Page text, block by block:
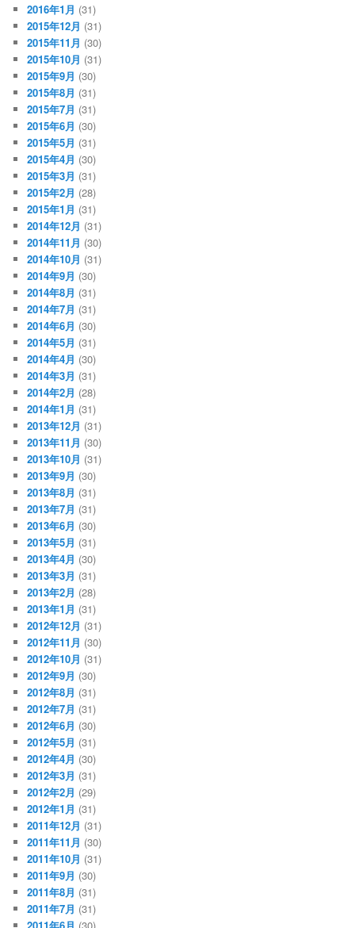
2016年1月 (31)
2015年12月 (31)
2015年11月 (30)
2015年10月 (31)
2015年9月 (30)
2015年8月 (31)
2015年7月 (31)
2015年6月 (30)
2015年5月 (31)
2015年4月 (30)
2015年3月 (31)
2015年2月 (28)
2015年1月 (31)
2014年12月 (31)
2014年11月 (30)
2014年10月 (31)
2014年9月 (30)
2014年8月 (31)
2014年7月 (31)
2014年6月 (30)
2014年5月 (31)
2014年4月 (30)
2014年3月 (31)
2014年2月 (28)
2014年1月 (31)
2013年12月 (31)
2013年11月 (30)
2013年10月 (31)
2013年9月 (30)
2013年8月 (31)
2013年7月 (31)
2013年6月 (30)
2013年5月 (31)
2013年4月 (30)
2013年3月 (31)
2013年2月 (28)
2013年1月 (31)
2012年12月 (31)
2012年11月 (30)
2012年10月 (31)
2012年9月 (30)
2012年8月 (31)
2012年7月 (31)
2012年6月 (30)
2012年5月 (31)
2012年4月 (30)
2012年3月 (31)
2012年2月 (29)
2012年1月 (31)
2011年12月 (31)
2011年11月 (30)
2011年10月 (31)
2011年9月 (30)
2011年8月 (31)
2011年7月 (31)